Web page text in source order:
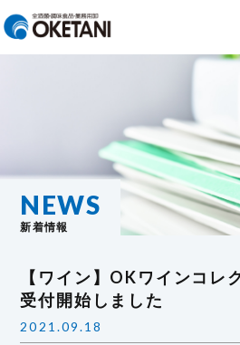
NEWS
新着情報
【ワイン】OKワインコレ
受付開始しました
2021.09.18